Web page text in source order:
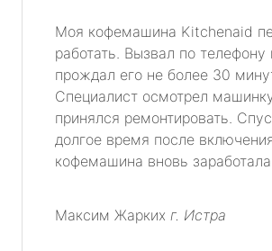
Моя кофемашина Kitchenaid
работать. Вызвал по телефону
прождал его не более 30
Специалист осмотрел
принялся ремонтировать.
долгое время после
кофемашина вновь заработала.
Максим Жарких г. Истра